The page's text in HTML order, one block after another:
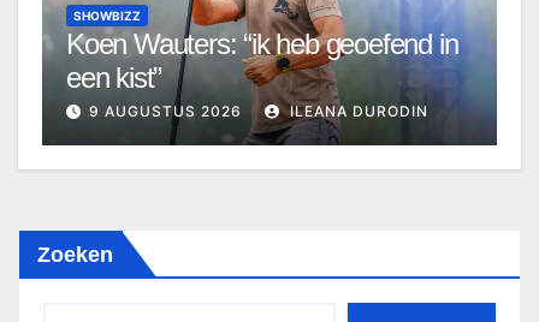
SHOWBIZZ
Koen Wauters: “ik heb geoefend in
een kist”
9 AUGUSTUS 2026 ILEANA DURODIN
Zoeken